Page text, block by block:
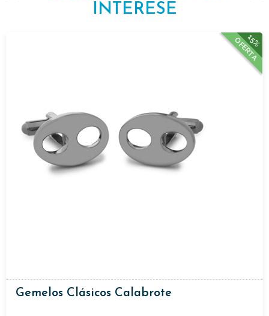
INTERESE
15%
OFERTA
Gemelos Clásicos Calabrote